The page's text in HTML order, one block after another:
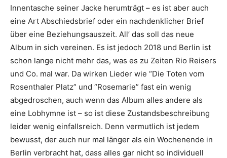
Innentasche seiner Jacke herumträgt – es ist aber auch
eine Art Abschiedsbrief oder ein nachdenklicher Brief
über eine Beziehungsauszeit. All’ das soll das neue
Album in sich vereinen. Es ist jedoch 2018 und Berlin ist
schon lange nicht mehr das, was es zu Zeiten Rio Reisers
und Co. mal war. Da wirken Lieder wie “Die Toten vom
Rosenthaler Platz” und “Rosemarie” fast ein wenig
abgedroschen, auch wenn das Album alles andere als
eine Lobhymne ist – so ist diese Zustandsbeschreibung
leider wenig einfallsreich. Denn vermutlich ist jedem
bewusst, der auch nur mal länger als ein Wochenende in
Berlin verbracht hat, dass alles gar nicht so individuell